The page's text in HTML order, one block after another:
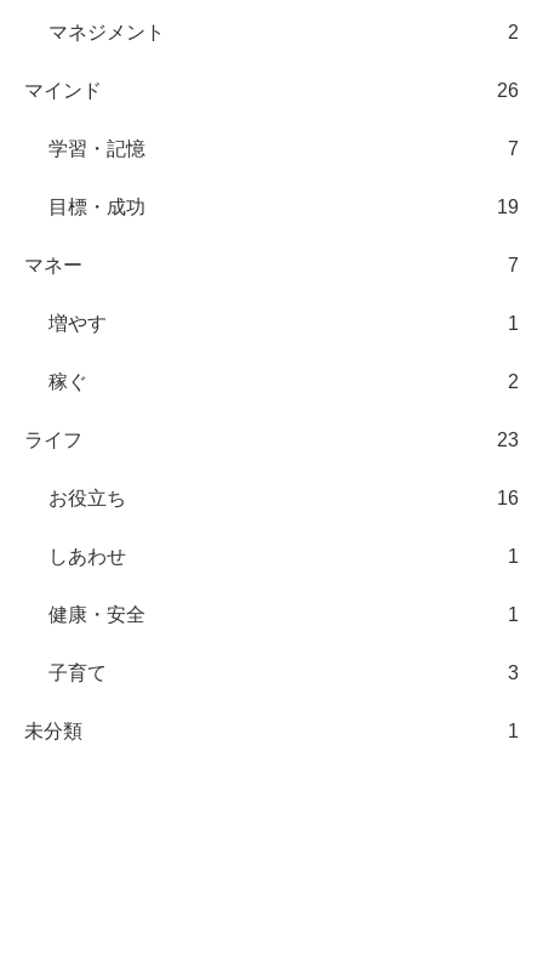
マネジメント 2
マインド 26
学習・記憶 7
目標・成功 19
マネー 7
増やす 1
稼ぐ 2
ライフ 23
お役立ち 16
しあわせ 1
健康・安全 1
子育て 3
未分類 1